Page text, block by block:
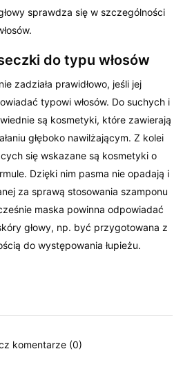
sprawdza się w szczególności
do typu włosów
zadziała prawidłowo, jeśli jej
typowi włosów. Do suchych i
są kosmetyki, które zawierają
głęboko nawilżającym. Z kolei
się wskazane są kosmetyki o
Dzięki nim pasma nie opadają i
za sprawą stosowania szamponu
maska powinna odpowiadać
głowy, np. być przygotowana z
do występowania łupieżu.
komentarze (0)